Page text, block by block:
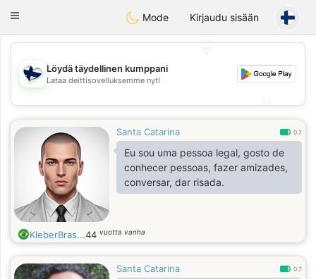
SuomenTreffit
Toggle
Mode Kirjaudu sisään
💖
💕
Löydä täydellinen kumppani
Lataa deittisovelluksemme nyt!
Santa Catarina 0.7
Eu sou uma pessoa legal, gosto de
conhecer pessoas, fazer amizades,
conversar, dar risada.
KleberBras...44 vuotta vanha
Santa Catarina 0.7